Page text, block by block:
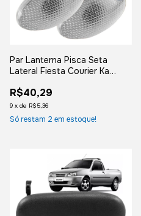
Par Lanterna Pisca Seta
Lateral Fiesta Courier Ka
R$40,29
9 x de R$5,36
Só restam 2 em estoque!